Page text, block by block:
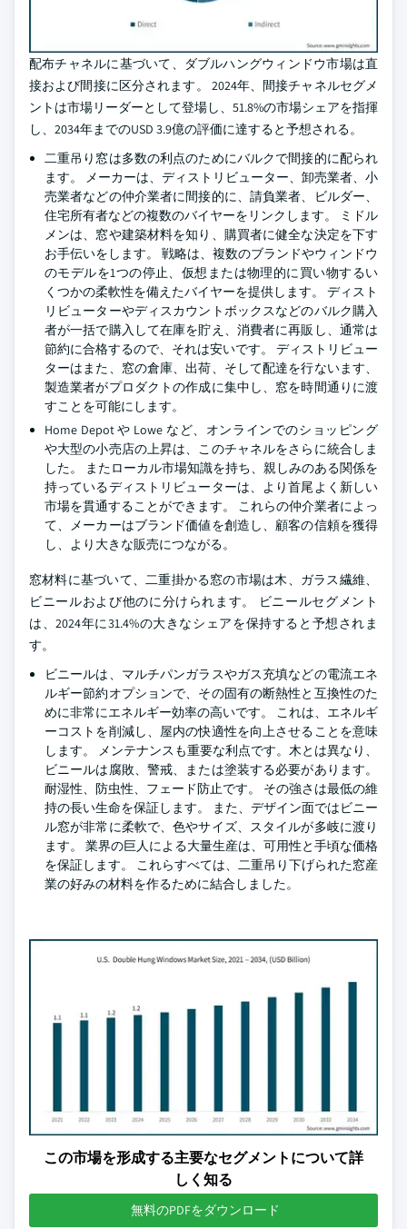
配布チャネルに基づいて、ダブルハングウィンドウ市場は直
接および間接に区分されます。 2024年、間接チャネルセグメ
ントは市場リーダーとして登場し、51.8%の市場シェアを指揮
し、2034年までのUSD 3.9億の評価に達すると予想される。
二重吊り窓は多数の利点のためにバルクで間接的に配られ
ます。 メーカーは、ディストリビューター、卸売業者、小
売業者などの仲介業者に間接的に、請負業者、ビルダー、
住宅所有者などの複数のバイヤーをリンクします。 ミドル
メンは、窓や建築材料を知り、購買者に健全な決定を下す
お手伝いをします。 戦略は、複数のブランドやウィンドウ
のモデルを1つの停止、仮想または物理的に買い物するい
くつかの柔軟性を備えたバイヤーを提供します。 ディスト
リビューターやディスカウントボックスなどのバルク購入
者が一括で購入して在庫を貯え、消費者に再販し、通常は
節約に合格するので、それは安いです。 ディストリビュー
ターはまた、窓の倉庫、出荷、そして配達を行ないます、
製造業者がプロダクトの作成に集中し、窓を時間通りに渡
すことを可能にします。
Home Depot や Lowe など、オンラインでのショッピング
や大型の小売店の上昇は、このチャネルをさらに統合しま
した。 またローカル市場知識を持ち、親しみのある関係を
持っているディストリビューターは、より首尾よく新しい
市場を貫通することができます。 これらの仲介業者によっ
て、メーカーはブランド価値を創造し、顧客の信頼を獲得
し、より大きな販売につながる。
窓材料に基づいて、二重掛かる窓の市場は木、ガラス繊維、
ビニールおよび他のに分けられます。 ビニールセグメント
は、2024年に31.4%の大きなシェアを保持すると予想されま
す。
ビニールは、マルチパンガラスやガス充填などの電流エネ
ルギー節約オプションで、その固有の断熱性と互換性のた
めに非常にエネルギー効率の高いです。 これは、エネルギ
ーコストを削減し、屋内の快適性を向上させることを意味
します。 メンテナンスも重要な利点です。木とは異なり、
ビニールは腐敗、警戒、または塗装する必要があります。
耐湿性、防虫性、フェード防止です。 その強さは最低の維
持の長い生命を保証します。 また、デザイン面ではビニー
ル窓が非常に柔軟で、色やサイズ、スタイルが多岐に渡り
ます。 業界の巨人による大量生産は、可用性と手頃な価格
を保証します。 これらすべては、二重吊り下げられた窓産
業の好みの材料を作るために結合しました。
この市場を形成する主要なセグメントについて詳
しく知る
無料のPDFをダウンロード